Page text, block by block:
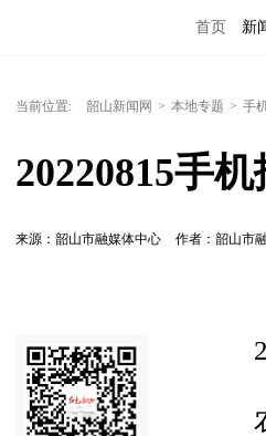
首页 新
当前位置: 韶山新闻网 > 本地专题 > 手
20220815手机
来源：韶山市融媒体中心 作者：韶山市